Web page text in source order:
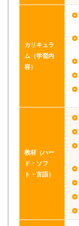
カリキュラ
ム（学習内
容）
教材（ハー
ド・ソフ
ト・言語）